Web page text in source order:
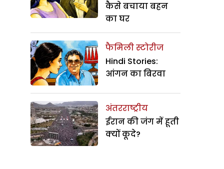
कैसे बचाया बहन
का घर
फैमिली स्टोरीज
Hindi Stories:
आंगन का बिरवा
अंतरराष्ट्रीय
ईरान की जंग में हूती
क्यों कूदे?